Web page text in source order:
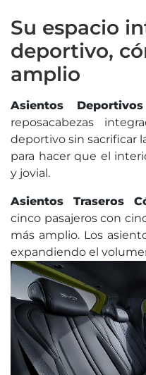
Su espacio
deportivo,
amplio
Asientos
reposacabezas
deportivo sin sacrificar
para hacer que el
y jovial.
Asientos Traseros
cinco pasajeros con
más amplio. Los
expandiendo el